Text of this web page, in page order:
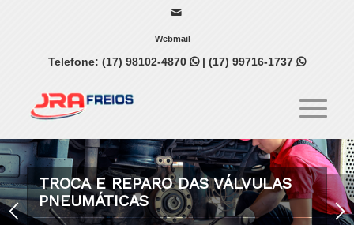
Webmail
Telefone: (17) 98102-4870 | (17) 99716-1737 
TROCA E REPARO DAS VÁLVULAS
PNEUMÁTICAS